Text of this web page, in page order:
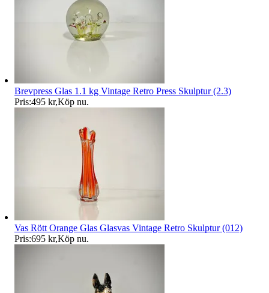
Brevpress Glas 1.1 kg Vintage Retro Press Skulptur (2.3)
Pris:495 kr,Köp nu.
Vas Rött Orange Glas Glasvas Vintage Retro Skulptur (012)
Pris:695 kr,Köp nu.